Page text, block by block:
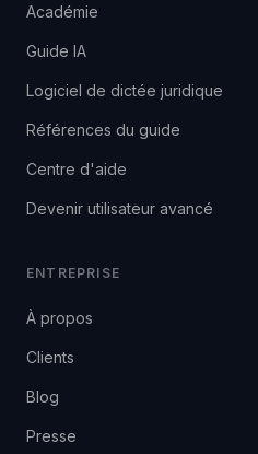
Académie
Guide IA
Logiciel de dictée juridique
Références du guide
Centre d'aide
Devenir utilisateur avancé
ENTREPRISE
À propos
Clients
Blog
Presse